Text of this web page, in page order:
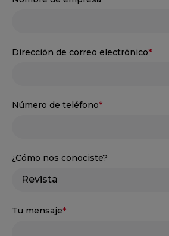
Dirección de correo electrónico*
Número de teléfono*
¿Cómo nos conociste?
Tu mensaje*